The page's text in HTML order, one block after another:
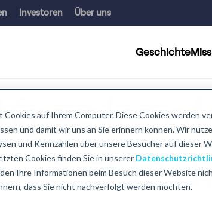
Cookies auf Ihrem Computer. Diese Cookies werden
und damit wir uns an Sie erinnern können. Wir
und Kennzahlen über unsere Besucher auf dieser
Cookies finden Sie in unserer
Ihre Informationen beim Besuch dieser Website
dass Sie nicht nachverfolgt werden möchten.
Geschichte
Investoren Über uns